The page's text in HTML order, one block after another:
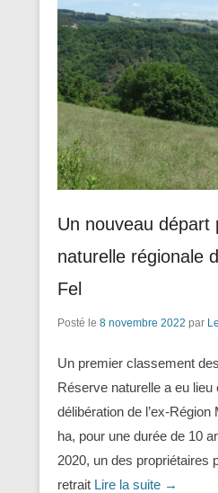
Un nouveau départ
naturelle régionale
Fel
Posté le 8 novembre 2022 par
Un premier classement
Réserve naturelle a eu lieu
délibération de l’ex-
ha, pour une durée de 10
2020, un des propriétaires
retrait Lire la suite →